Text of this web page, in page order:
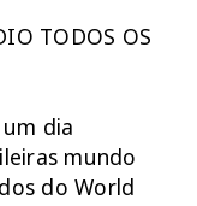
TODOS OS
dia
mundo
do World